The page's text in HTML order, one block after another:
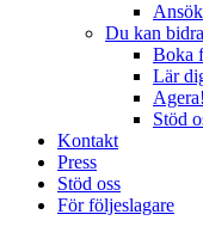
Ansök
Du kan
Boka
Lär
Agera!
Stöd
Kontakt
Press
Stöd oss
För följeslagare